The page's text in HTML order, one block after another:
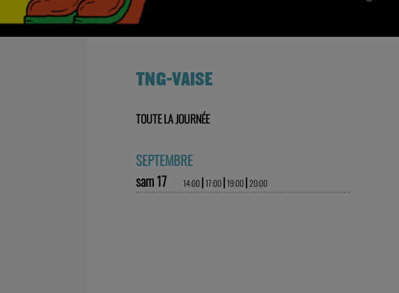
TNG-VAISE
TOUTE LA JOURNÉE
SEPTEMBRE
sam 17
14:00|17:00|19:00|20:00